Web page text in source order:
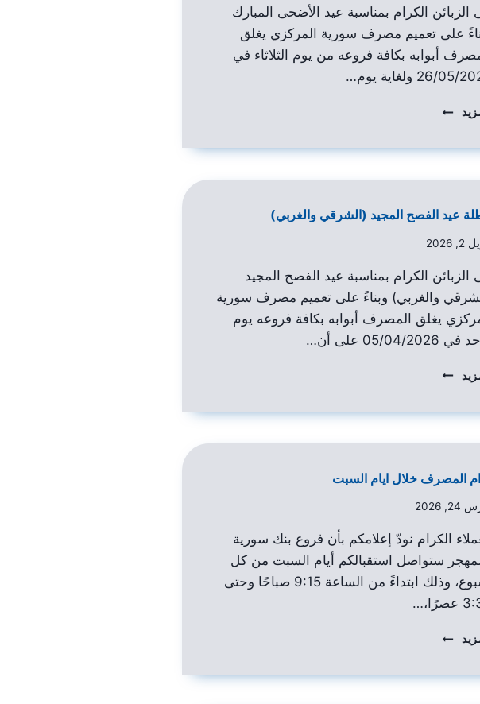
الزبائن الكرام بمناسبة عيد الأضحى المبارك
على تعميم مصرف سورية المركزي يغلق
أبوابه بكافة فروعه من يوم الثلاثاء في
2026 ولغاية يوم…
عيد الفصح المجيد (الشرقي والغربي)
2026
الزبائن الكرام بمناسبة عيد الفصح المجيد
والغربي) وبناءً على تعميم مصرف سورية
يغلق المصرف أبوابه بكافة فروعه يوم
05/04/2026 على أن…
المصرف خلال ايام السبت
2026
الكرام نودّ إعلامكم بأن فروع بنك سورية
ستواصل استقبالكم أيام السبت من كل
أسبوع، وذلك ابتداءً من الساعة 9:15 صباحًا وحتى